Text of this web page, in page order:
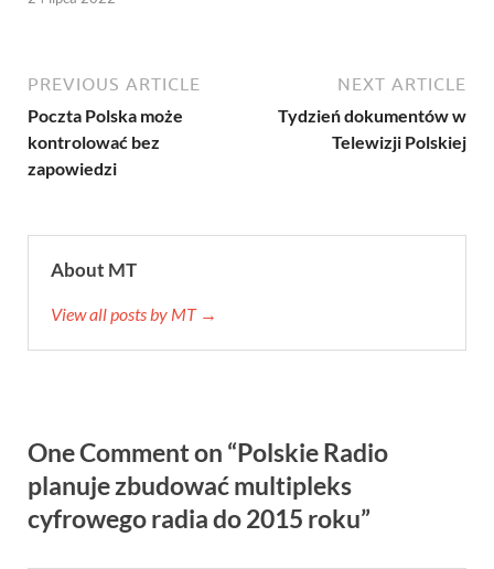
PREVIOUS ARTICLE
Poczta Polska może
kontrolować bez
zapowiedzi
NEXT ARTICLE
Tydzień dokumentów w
Telewizji Polskiej
About MT
View all posts by MT →
One Comment on “Polskie Radio
planuje zbudować multipleks
cyfrowego radia do 2015 roku”